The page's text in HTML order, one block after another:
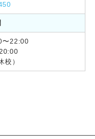
〜22:00
校）